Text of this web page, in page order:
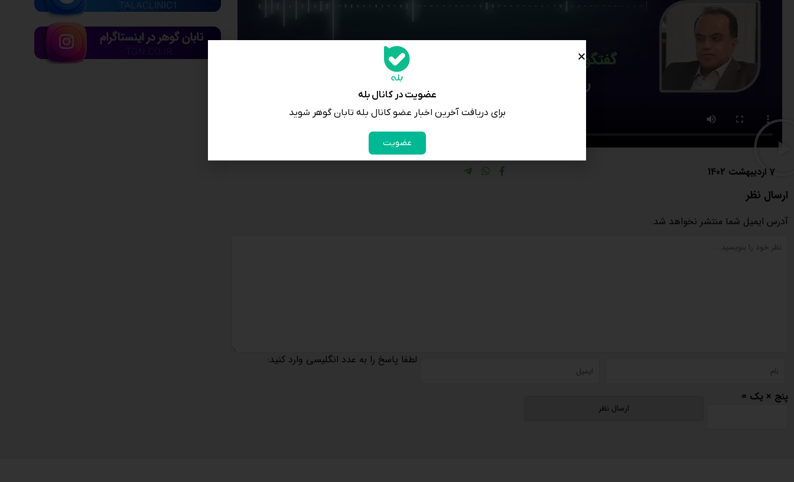
7 اردیبهشت 1402
ارسال نظر
آدرس ایمیل شما منتشر نخواهد شد.
لطفا پاسخ را به عدد انگلیسی وارد کنید:
پنج × یک =
عضویت در کانال بله
برای دریافت آخرین اخبار عضو کانال بله تابان گوهر شوید
عضویت